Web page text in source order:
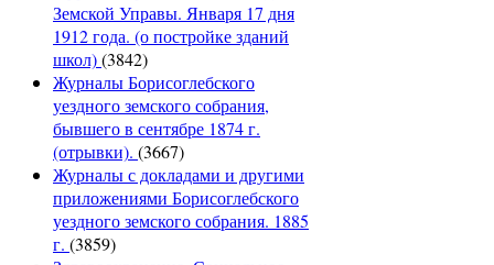
Земской Управы. Января 17 дня
1912 года. (о постройке зданий
школ)(3842)
Журналы Борисоглебского
уездного земского собрания,
бывшего в сентябре 1874 г.
(отрывки). (3667)
Журналы с докладами и другими
приложениями Борисоглебского
уездного земского собрания. 1885
г. (3859)